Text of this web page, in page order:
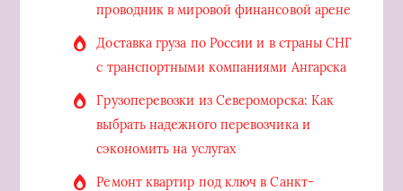
проводник в мировой финансовой арене
Доставка груза по России и в страны СНГ
с транспортными компаниями Ангарска
Грузоперевозки из Североморска: Как
выбрать надежного перевозчика и
сэкономить на услугах
Ремонт квартир под ключ в Санкт-